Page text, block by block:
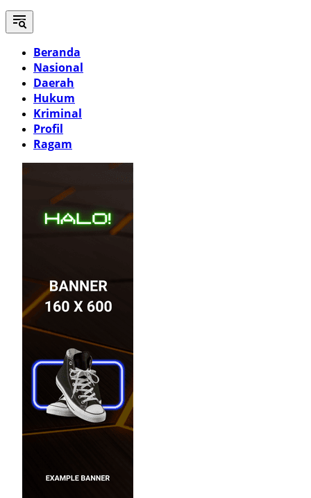
Beranda
Nasional
Daerah
Hukum
Kriminal
Profil
Ragam